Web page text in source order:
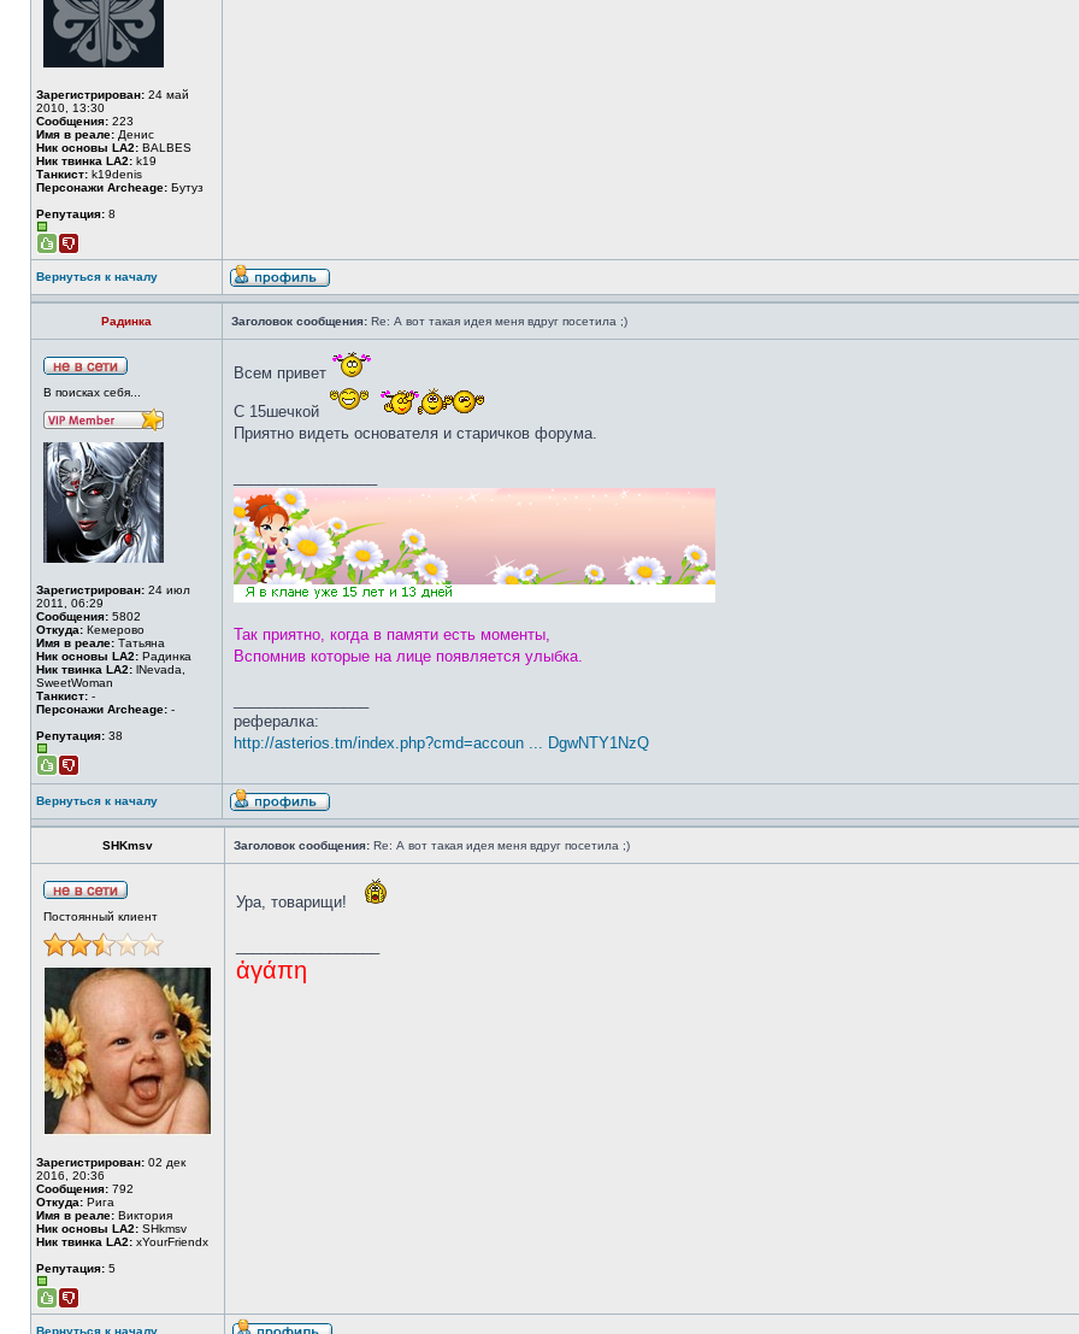
Зарегистрирован: 24 май
2010, 13:30
Сообщения: 223
Имя в реале: Денис
Ник основы LA2: BALBES
Ник твинка LA2: k19
Танкист: k19denis
Персонажи Archeage: Бутуз
Репутация: 8
Вернуться к началу
Радинка Заголовок сообщения: Re: А вот такая идея меня вдруг посетила ;)
В поисках себя...
Зарегистрирован: 24 июл
2011, 06:29
Сообщения: 5802
Откуда: Кемерово
Имя в реале: Татьяна
Ник основы LA2: Радинка
Ник твинка LA2: lNevada,
SweetWoman
Танкист: -
Персонажи Archeage: -
Репутация: 38
Всем привет
С 15шечкой
Приятно видеть основателя и старичков форума.
Так приятно, когда в памяти есть моменты,
Вспомнив которые на лице появляется улыбка.
рефералка:
http://asterios.tm/index.php?cmd=accoun ... DgwNTY1NzQ
Вернуться к началу
SHKmsv Заголовок сообщения: Re: А вот такая идея меня вдруг посетила ;)
Постоянный клиент
Зарегистрирован: 02 дек
2016, 20:36
Сообщения: 792
Откуда: Рига
Имя в реале: Виктория
Ник основы LA2: SHkmsv
Ник твинка LA2: xYourFriendx
Репутация: 5
Ура, товарищи!
ἀγάπη
Вернуться к началу